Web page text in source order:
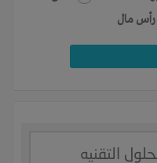
رأس مال
التقنيه